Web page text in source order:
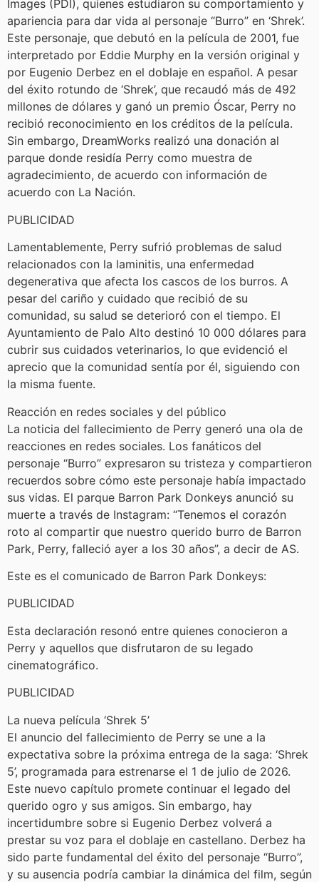
Images (PDI), quienes estudiaron su comportamiento y
apariencia para dar vida al personaje “Burro” en ‘Shrek’.
Este personaje, que debutó en la película de 2001, fue
interpretado por Eddie Murphy en la versión original y
por Eugenio Derbez en el doblaje en español. A pesar
del éxito rotundo de ‘Shrek’, que recaudó más de 492
millones de dólares y ganó un premio Óscar, Perry no
recibió reconocimiento en los créditos de la película.
Sin embargo, DreamWorks realizó una donación al
parque donde residía Perry como muestra de
agradecimiento, de acuerdo con información de
acuerdo con La Nación.
PUBLICIDAD
Lamentablemente, Perry sufrió problemas de salud
relacionados con la laminitis, una enfermedad
degenerativa que afecta los cascos de los burros. A
pesar del cariño y cuidado que recibió de su
comunidad, su salud se deterioró con el tiempo. El
Ayuntamiento de Palo Alto destinó 10 000 dólares para
cubrir sus cuidados veterinarios, lo que evidenció el
aprecio que la comunidad sentía por él, siguiendo con
la misma fuente.
Reacción en redes sociales y del público
La noticia del fallecimiento de Perry generó una ola de
reacciones en redes sociales. Los fanáticos del
personaje “Burro” expresaron su tristeza y compartieron
recuerdos sobre cómo este personaje había impactado
sus vidas. El parque Barron Park Donkeys anunció su
muerte a través de Instagram: “Tenemos el corazón
roto al compartir que nuestro querido burro de Barron
Park, Perry, falleció ayer a los 30 años”, a decir de AS.
Este es el comunicado de Barron Park Donkeys:
PUBLICIDAD
Esta declaración resonó entre quienes conocieron a
Perry y aquellos que disfrutaron de su legado
cinematográfico.
PUBLICIDAD
La nueva película ‘Shrek 5’
El anuncio del fallecimiento de Perry se une a la
expectativa sobre la próxima entrega de la saga: ‘Shrek
5’, programada para estrenarse el 1 de julio de 2026.
Este nuevo capítulo promete continuar el legado del
querido ogro y sus amigos. Sin embargo, hay
incertidumbre sobre si Eugenio Derbez volverá a
prestar su voz para el doblaje en castellano. Derbez ha
sido parte fundamental del éxito del personaje “Burro”,
y su ausencia podría cambiar la dinámica del film, según